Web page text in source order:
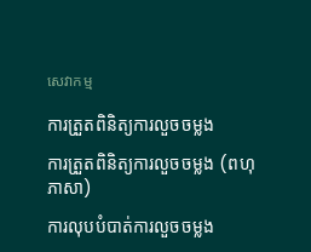
សេវាកម្ម
ការត្រួតពិនិត្យការលួចចម្លង
ការត្រួតពិនិត្យការលួចចម្លង (ពហុ
ភាសា)
ការលុបបំបាត់ការលួចចម្លង